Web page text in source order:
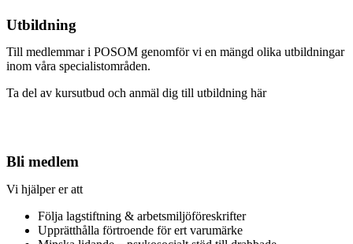
Utbildning
Till medlemmar i POSOM genomför vi en mängd olika utbildningar
inom våra specialistområden.
Ta del av kursutbud och anmäl dig till utbildning här
Bli medlem
Vi hjälper er att
Följa lagstiftning & arbetsmiljöföreskrifter
Upprätthålla förtroende för ert varumärke